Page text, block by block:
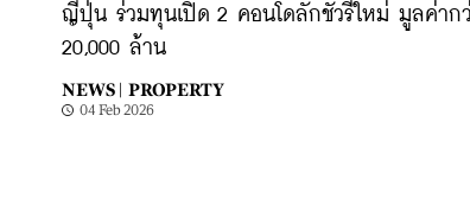
ญี่ปุ่น ร่วมทุนเปิด 2 คอนโดลักชัวรี่ใหม่ มูลค่าก
20,000 ล้าน
NEWS | PROPERTY
04 Feb 2026